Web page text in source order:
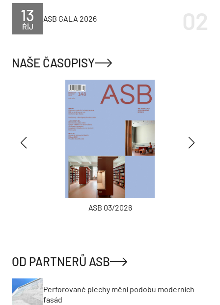
ŘÍJ
13 ASB GALA 2026
NAŠE ČASOPISY
ASB 03/2026
OD PARTNERŮ ASB
Perforované plechy mění podobu moderních
fasád